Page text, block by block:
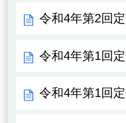
令和4年第2回
令和4年第1回
令和4年第1回